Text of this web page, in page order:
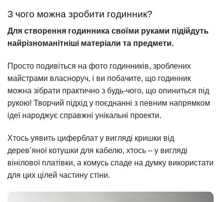
З чого можна зробити годинник?
Для створення годинника своїми руками підійдуть
найрізноманітніші матеріали та предмети.
Просто подивіться на фото годинників, зроблених
майстрами власноруч, і ви побачите, що годинник
можна зібрати практично з будь-чого, що опиниться під
рукою! Творчий підхід у поєднанні з певним напрямком
ідеї народжує справжні унікальні проекти.
Хтось уявить циферблат у вигляді кришки від
дерев’яної котушки для кабелю, хтось – у вигляді
вінілової платівки, а комусь спаде на думку використати
для цих цілей частину стіни.